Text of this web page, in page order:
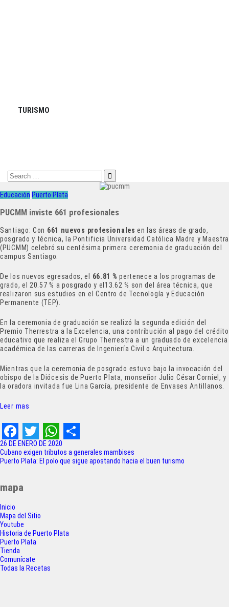
TURISMO
Search
for:
Educación Puerto Plata
PUCMM inviste 661 profesionales
Santiago: Con 661 nuevos profesionalesen las áreas de grado,
posgrado y técnica, la Pontificia Universidad Católica Madre y Maestra
(PUCMM) celebró su centésima primera ceremonia de graduación del
campus Santiago.
De los nuevos egresados, el 66.81 % pertenece a los programas de
grado, el 20.57 % a posgrado y el13.62 % son del área técnica, que
realizaron sus estudios en el Centro de Tecnología y Educación
Permanente (TEP).
En la ceremonia de graduación se realizó la segunda edición del
Premio Therrestra a la Excelencia, una contribución al pago del crédito
educativo que realiza el Grupo Therrestra a un graduado de excelencia
académica de las carreras de Ingeniería Civil o Arquitectura.
Mientras que la ceremonia de posgrado estuvo bajo la invocación del
obispo de la Diócesis de Puerto Plata, monseñor Julio César Corniel, y
la oradora invitada fue Lina García, presidente de Envases Antillanos.
Leer mas
F
a
c
e
b
o
o
k
T
w
t
t
e
r
W
h
A
p
S
h
26 DE ENERO DE 2020
Navegación
de
Cubano exigen tributos a generales mambises
Puerto Plata: El polo que sigue apostando hacia el buen turismo
mapa
Inicio
Mapa del Sitio
Youtube
Historia de Puerto Plata
Puerto Plata
Tienda
Comunícate
Todas la Recetas